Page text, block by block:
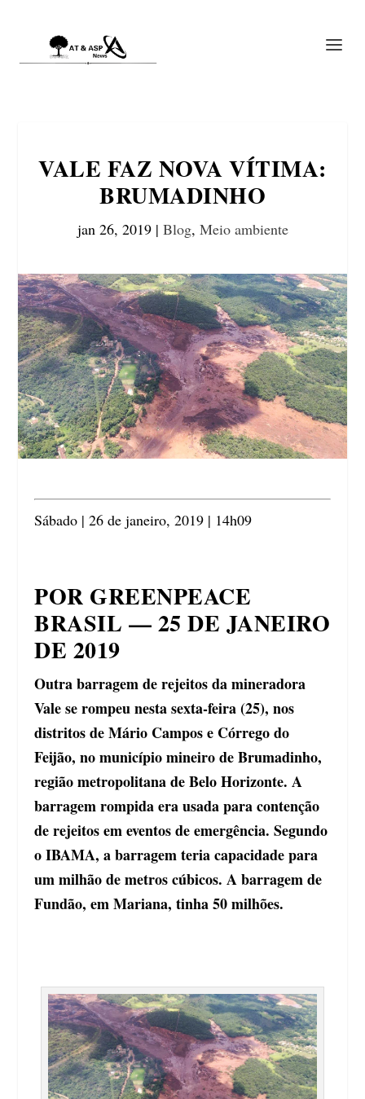
VALE FAZ NOVA VÍTIMA:
BRUMADINHO
jan 26, 2019| Blog, Meio ambiente
Sábado | 26 de janeiro, 2019 | 14h09
POR GREENPEACE
BRASIL — 25 DE JANEIRO
DE 2019
Outra barragem de rejeitos da mineradora
Vale se rompeu nesta sexta-feira (25), nos
distritos de Mário Campos e Córrego do
Feijão, no município mineiro de Brumadinho,
região metropolitana de Belo Horizonte. A
barragem rompida era usada para contenção
de rejeitos em eventos de emergência. Segundo
o IBAMA, a barragem teria capacidade para
um milhão de metros cúbicos. A barragem de
Fundão, em Mariana, tinha 50 milhões.